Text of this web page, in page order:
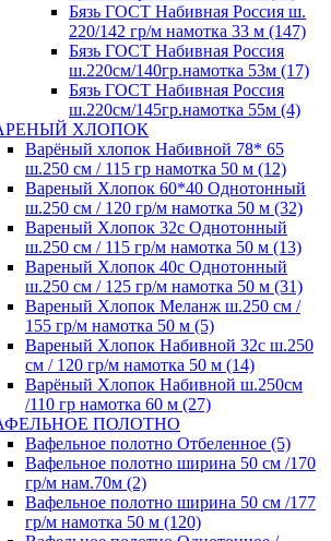
Бязь ГОСТ Набивная Россия ш.
220/142 гр/м намотка 33 м (147)
Бязь ГОСТ Набивная Россия
ш.220см/140гр.намотка 53м (17)
Бязь ГОСТ Набивная Россия
ш.220см/145гр.намотка 55м (4)
ХЛОПОК
Варёный хлопок Набивной 78* 65
ш.250 см / 115 гр намотка 50 м (12)
Вареный Хлопок 60*40 Однотонный
ш.250 см / 120 гр/м намотка 50 м (32)
Вареный Хлопок 32с Однотонный
ш.250 см / 115 гр/м намотка 50 м (13)
Вареный Хлопок 40с Однотонный
ш.250 см / 125 гр/м намотка 50 м (31)
Вареный Хлопок Меланж ш.250 см /
155 гр/м намотка 50 м (5)
Вареный Хлопок Набивной 32с ш.250
см / 120 гр/м намотка 50 м (14)
Варёный Хлопок Набивной ш.250см
/110 гр намотка 60 м (27)
ПОЛОТНО
Вафельное полотно Отбеленное (5)
Вафельное полотно ширина 50 см /170
гр/м нам.70м (2)
Вафельное полотно ширина 50 см /177
гр/м намотка 50 м (120)